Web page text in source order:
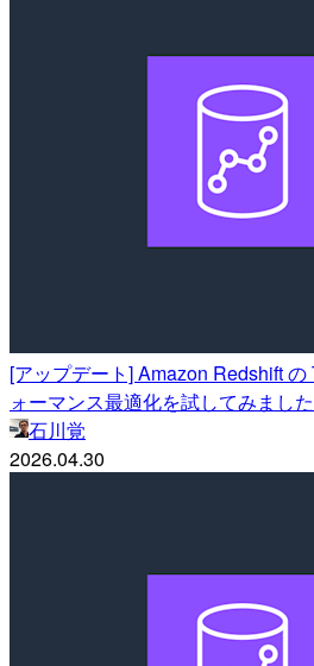
[アップデート] Amazon Redshift
ォーマンス最適化を試してみました
石川覚
2026.04.30